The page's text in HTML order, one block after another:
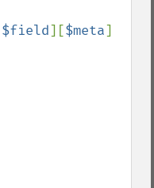
$field][$meta]